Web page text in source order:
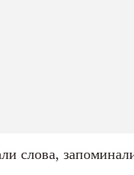
слова,